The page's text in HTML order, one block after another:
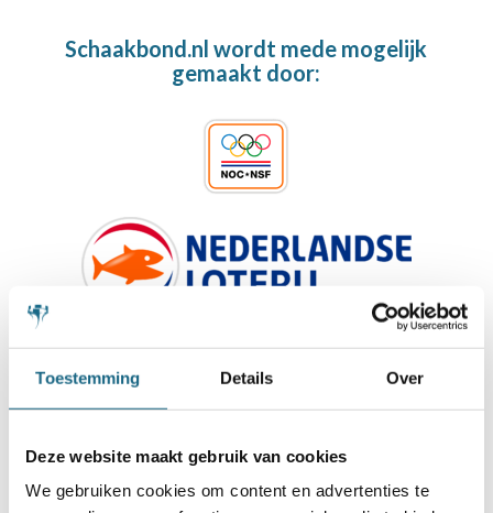
Toestemming Details Over
Deze website maakt gebruik van cookies
We gebruiken cookies om content en advertenties te
Schaakbond.nl wordt mede mogelijk
gemaakt door: